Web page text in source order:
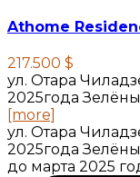
Athome
217.500 $
ул. Отара
2025года
[more]
ул. Отара
2025года
до марта 2025